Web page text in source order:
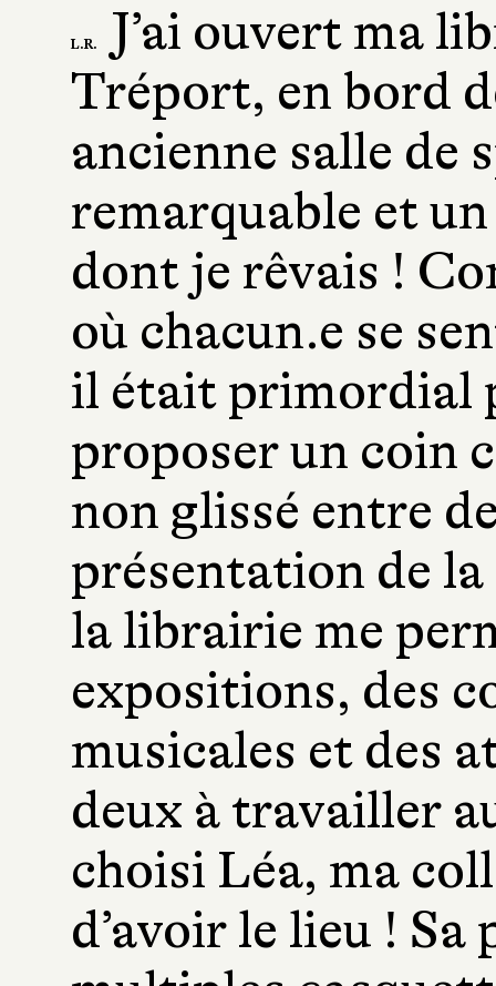
L.R.
J’ai ouvert ma
Tréport, en bord
ancienne salle de
remarquable et
dont je rêvais !
où chacun.e se
il était primordial
proposer un coin
non glissé entre
présentation de la
la librairie me
expositions, des
musicales et des
deux à travailler
choisi Léa, ma
d’avoir le lieu !